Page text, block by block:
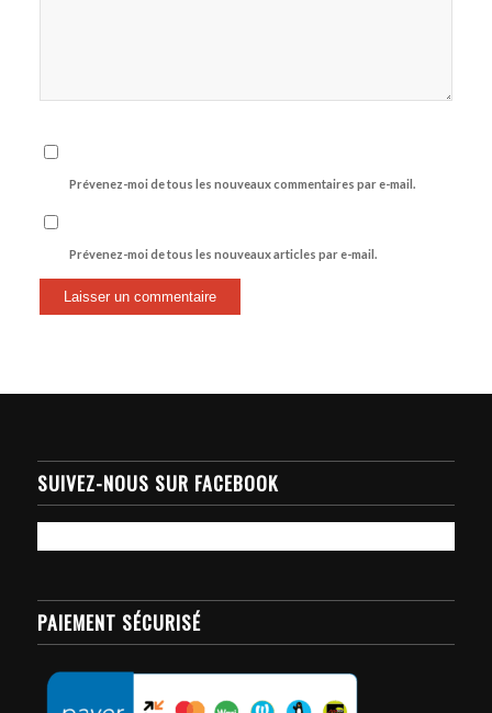
Prévenez-moi de tous les nouveaux commentaires par e-mail.
Prévenez-moi de tous les nouveaux articles par e-mail.
SUIVEZ-NOUS SUR FACEBOOK
PAIEMENT SÉCURISÉ